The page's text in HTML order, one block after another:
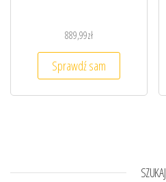
889,99zł
Sprawdź sam
SZUKAJ